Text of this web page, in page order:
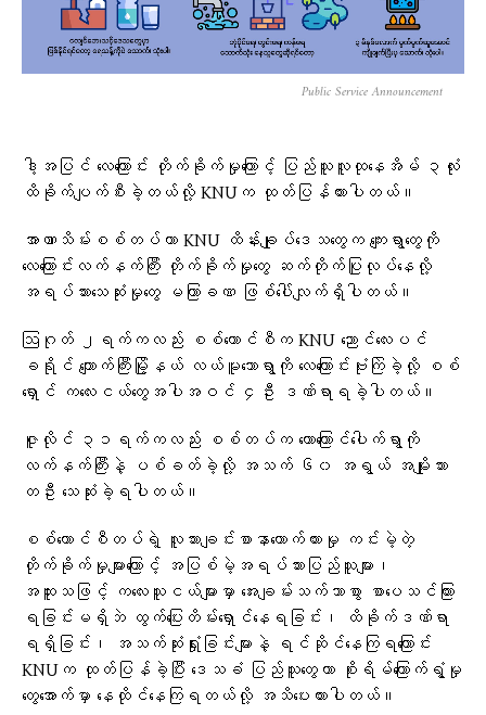
Public Service Announcement
ဒါ့အပြင် လေကြောင်း တိုက်ခိုက်မှုကြောင့် ပြည်သူလူထုနေအိမ် ၃လုံး
ထိခိုက်ပျက်စီးခဲ့တယ်လို့ KNUက ထုတ်ပြန်ထားပါတယ်။
အာဏာသိမ်းစစ်တပ်ဟာ KNU ထိန်းချုပ်ဒေသတွေက ကျေးရွာတွေကို
လေကြောင်းလက်နက်ကြီး တိုက်ခိုက်မှုတွေ ဆက်တိုက်ပြုလုပ်နေလို့
အရပ်သားသေဆုံးမှုတွေ မကြာခဏ ဖြစ်ပေါ်လျက်ရှိပါတယ်။
ဩဂုတ် ၂ရက်ကလည်း စစ်ကောင်စီက KNU ညောင်လေးပင်
ခရိုင် ကျောက်ကြီးမြို့နယ် လယ်မူသောရွာကို လေကြောင်းဗုံးကြဲခဲ့လို့ စစ်
ရှောင် ကလေးငယ်တွေအပါအဝင် ၄ဦး ဒဏ်ရာရခဲ့ပါတယ်။
ဇူလိုင် ၃၁ရက်ကလည်း စစ်တပ်က တောကြောင်ပေါက်ရွာကို
လက်နက်ကြီးနဲ့ ပစ်ခတ်ခဲ့လို့ အသက် ၆၀ အရွယ် အမျိုးသား
တဦး သေဆုံးခဲ့ရပါတယ်။
စစ်ကောင်စီတပ်ရဲ့ လူသားချင်းစာနာထောက်ထားမှု ကင်းမဲ့တဲ့
တိုက်ခိုက်မှုများကြောင့် အပြစ်မဲ့အရပ်သားပြည်သူများ၊
အထူးသဖြင့် ကလေးသူငယ်များမှာ အေးချမ်းသက်သာစွာ စာပေသင်ကြား
ရခြင်းမရှိဘဲ ထွက်ပြေးတိမ်းရှောင်နေရခြင်း၊ ထိခိုက်ဒဏ်ရာ
ရရှိခြင်း၊ အသက်ဆုံးရှုံးခြင်းများနဲ့ ရင်ဆိုင်နေကြရကြောင်း
KNUက ထုတ်ပြန်ခဲ့ပြီး ဒေသခံ ပြည်သူတွေဟာ စိုးရိမ်ကြောက်ရွံ့မှု
တွေအောက်မှာ နေထိုင်နေကြရတယ်လို့ အသိပေးထားပါတယ်။